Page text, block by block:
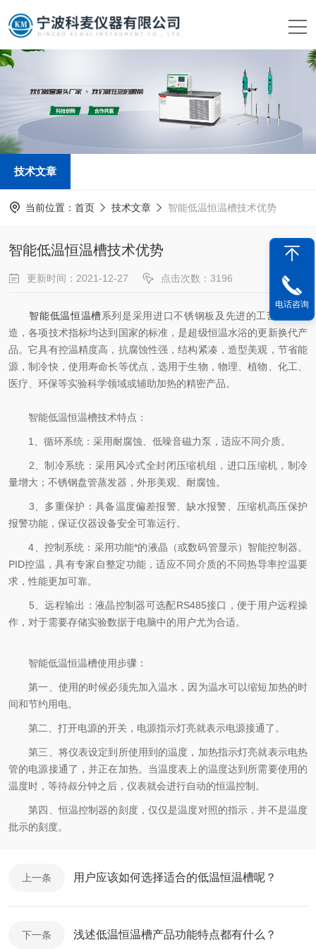
技术文章
当前位置： 首页 技术文章 智能低温恒温槽技术优势
智能低温恒温槽技术优势
更新时间：2021-12-27
点击次数：3196
智能低温恒温槽系列是采用进口不锈钢板及先进的工艺生产制
造，各项技术指标均达到国家的标准，是超级恒温水浴的更新换代产
品。它具有控温精度高，抗腐蚀性强，结构紧凑，造型美观，节省能
源，制冷快，使用寿命长等优点，选用于生物，物理、植物、化工、
医疗、环保等实验科学领域或辅助加热的精密产品。
智能低温恒温槽技术特点：
1、循环系统：采用耐腐蚀、低噪音磁力泵，适应不同介质。
2、制冷系统：采用风冷式全封闭压缩机组，进口压缩机，制冷
量增大；不锈钢盘管蒸发器，外形美观、耐腐蚀。
3、多重保护：具备温度偏差报警、缺水报警、压缩机高压保护
报警功能，保证仪器设备安全可靠运行。
4、控制系统：采用功能*的液晶（或数码管显示）智能控制器。
PID控温，具有专家自整定功能，适应不同介质的不同热导率控温要
求，性能更加可靠。
5、远程输出：液晶控制器可选配RS485接口，便于用户远程操
作，对于需要存储实验数据于电脑中的用户尤为合适。
智能低温恒温槽使用步骤：
第一、使用的时候必须先加入温水，因为温水可以缩短加热的时
间和节约用电。
第二、打开电源的开关，电源指示灯亮就表示电源接通了。
第三、将仪表设定到所使用到的温度，加热指示灯亮就表示电热
管的电源接通了，并正在加热。当温度表上的温度达到所需要使用的
温度时，等待叔分钟之后，仪表就会进行自动的恒温控制。
第四、恒温控制器的刻度，仅仅是温度对照的指示，并不是温度
批示的刻度。
上一条 用户应该如何选择适合的低温恒温槽呢？
下一条 浅述低温恒温槽产品功能特点都有什么？
电话咨询